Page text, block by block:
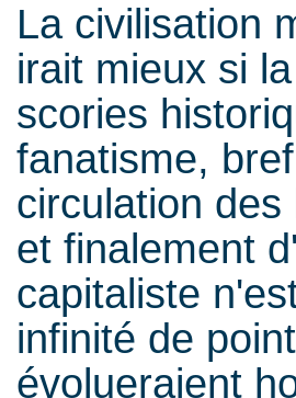
La civilisation
irait mieux si
scories
fanatisme,
circulation
et finalement
capitaliste
infinité de
évolueraient